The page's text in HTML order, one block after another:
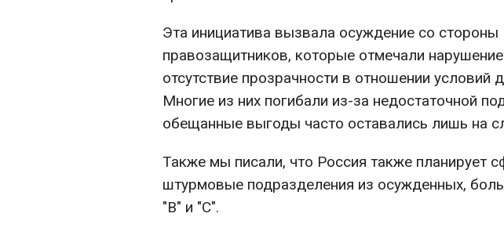
Эта инициатива вызвала осуждение со стороны
правозащитников, которые отмечали
отсутствие прозрачности в отношении условий
Многие из них погибали из-за недостаточной
обещанные выгоды часто оставались лишь на
Также мы писали, что Россия также планирует
штурмовые подразделения из осужденных,
"В" и "С".